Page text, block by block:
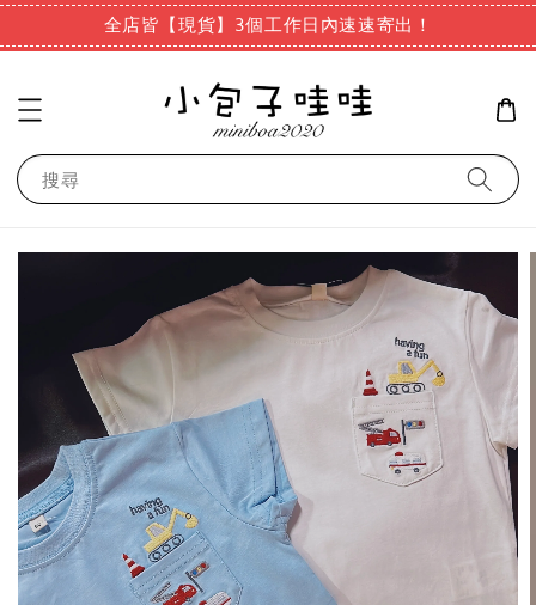
全店皆【現貨】3個工作日內速速寄出！
搜尋